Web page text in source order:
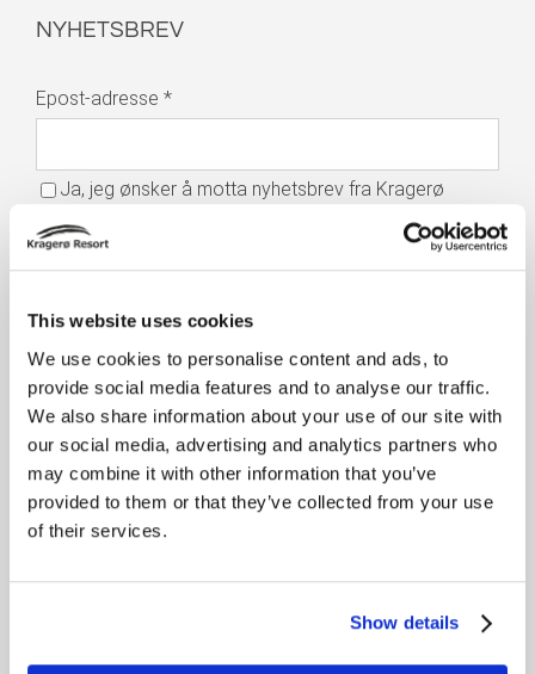
This website uses cookies
We use cookies to personalise content and ads, to
provide social media features and to analyse our traffic.
We also share information about your use of our site with
our social media, advertising and analytics partners who
may combine it with other information that you’ve
provided to them or that they’ve collected from your use
of their services.
Show details
NYHETSBREV
Epost-adresse *
Ja, jeg ønsker å motta nyhetsbrev fra Kragerø
Resort
© Copyright
KRAGERØ RESORT